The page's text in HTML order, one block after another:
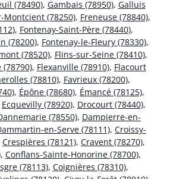
(78490), Gambais (78950), Galluis
Montcient (78250), Freneuse (78840),
, Fontenay-Saint-Père (78440),
(78200), Fontenay-le-Fleury (78330),
(78520), Flins-sur-Seine (78410),
(78790), Flexanville (78910), Flacourt
(78810), Favrieux (78200),
, Épône (78680), Émancé (78125),
Ecquevilly (78920), Drocourt (78440),
(78550), Dampierre-en-
en-Serve (78111), Croissy-
Crespières (78121), Cravent (78270),
, Conflans-Sainte-Honorine (78700),
(78113), Coignières (78310),